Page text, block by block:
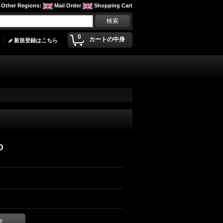
Other Regions: Mail Order Shopping Cart
0 カートの中身
新規登録はこちら